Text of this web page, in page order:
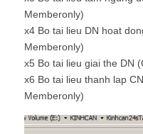
Memberonly)
x4 Bo tai lieu DN hoat
Memberonly)
x5 Bo tai lieu giai the DN
x6 Bo tai lieu thanh lap
Memberonly)